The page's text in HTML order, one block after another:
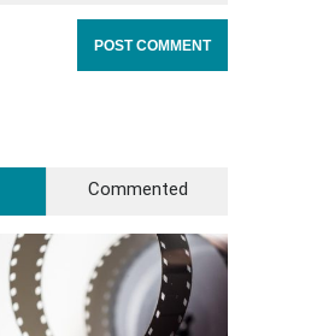
Commented